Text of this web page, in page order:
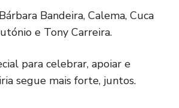
Bandeira, Calema, Cuca
e Tony Carreira.
para celebrar, apoiar e
segue mais forte, juntos.